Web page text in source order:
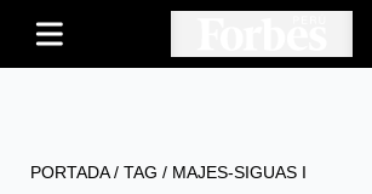
PORTADA/ TAG / MAJES-SIGUAS I